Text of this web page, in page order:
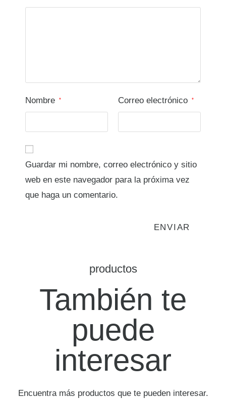
Nombre * Correo electrónico *
Guardar mi nombre, correo electrónico y sitio
web en este navegador para la próxima vez
que haga un comentario.
productos
También te
puede
interesar
Encuentra más productos que te pueden interesar.